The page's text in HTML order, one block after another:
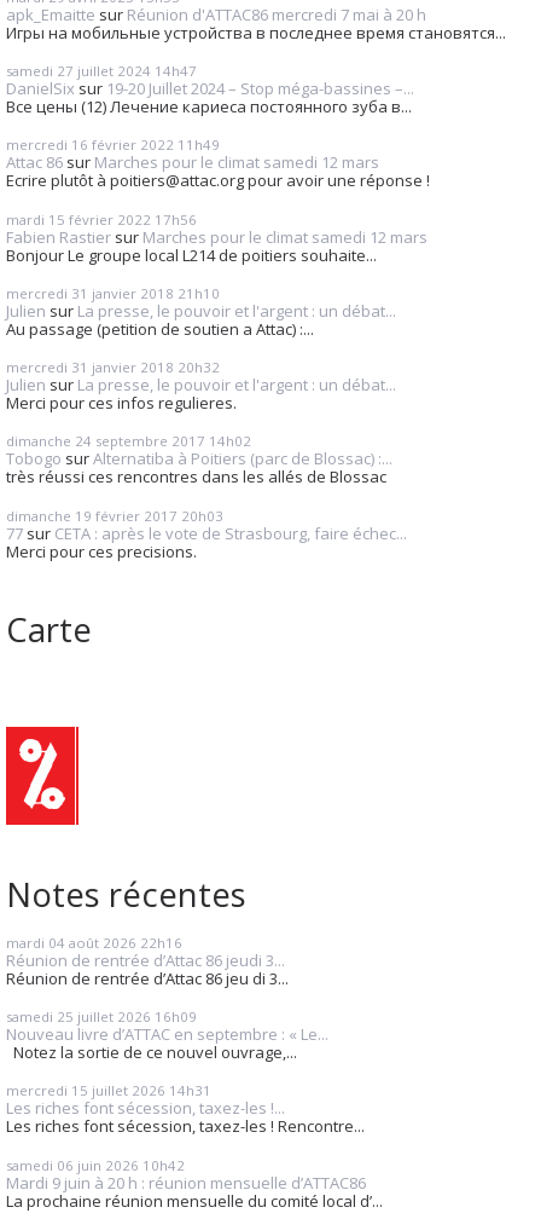
apk_Emaitte sur Réunion d'ATTAC86 mercredi 7 mai à 20 h
Игры на мобильные устройства в последнее время становятся...
samedi 27 juillet 2024 14h47
DanielSix sur 19-20 Juillet 2024 – Stop méga-bassines –...
Все цены (12) Лечение кариеса постоянного зуба в...
mercredi 16 février 2022 11h49
Attac 86 sur Marches pour le climat samedi 12 mars
Ecrire plutôt à poitiers@attac.org pour avoir une réponse !
mardi 15 février 2022 17h56
Fabien Rastier sur Marches pour le climat samedi 12 mars
Bonjour Le groupe local L214 de poitiers souhaite...
mercredi 31 janvier 2018 21h10
Julien sur La presse, le pouvoir et l'argent : un débat...
Au passage (petition de soutien a Attac) :...
mercredi 31 janvier 2018 20h32
Julien sur La presse, le pouvoir et l'argent : un débat...
Merci pour ces infos regulieres.
dimanche 24 septembre 2017 14h02
Tobogo surAlternatiba à Poitiers (parc de Blossac) :...
très réussi ces rencontres dans les allés de Blossac
dimanche 19 février 2017 20h03
77 sur CETA : après le vote de Strasbourg, faire échec...
Merci pour ces precisions.
Carte
Notes récentes
mardi 04 août 2026 22h16
Réunion de rentrée d’Attac 86 jeudi 3...
Réunion de rentrée d’Attac 86 jeu di 3...
samedi 25 juillet 2026 16h09
Nouveau livre d’ATTAC en septembre : « Le...
Notez la sortie de ce nouvel ouvrage,...
mercredi 15 juillet 2026 14h31
Les riches font sécession, taxez-les !...
Les riches font sécession, taxez-les ! Rencontre...
samedi 06 juin 2026 10h42
Mardi 9 juin à 20 h : réunion mensuelle d’ATTAC86
La prochaine réunion mensuelle du comité local d’...